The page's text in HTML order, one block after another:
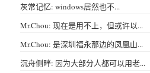
灰常记忆: windows居然也不...
Mr.Chou: 现在是用不上，但或许以...
Mr.Chou: 是深圳福永那边的凤凰山...
沉舟侧畔: 因为大部分人都可以用老...